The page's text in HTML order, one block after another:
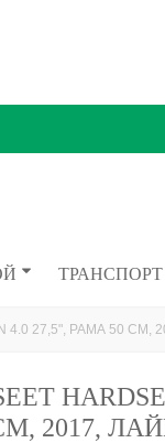
ТРАНСПОРТ
4.0 27,5", РАМА 50 СМ,
2017,